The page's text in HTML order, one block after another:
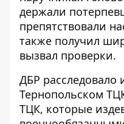
держали
препятствовали
также получил
вызвал проверки.
ДБР расследовало
Тернопольском
ТЦК, которые